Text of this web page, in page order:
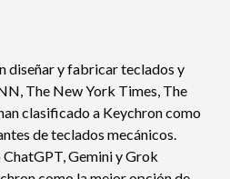
diseñar y fabricar teclados y
The New York Times, The
clasificado a Keychron como
de teclados mecánicos.
Gemini y Grok